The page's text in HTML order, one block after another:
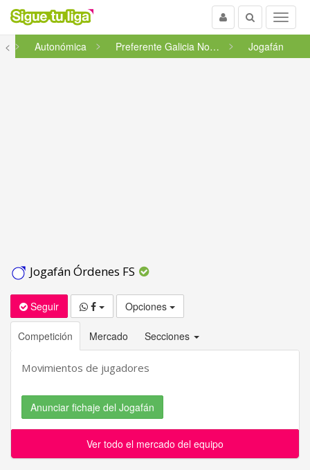
Menu
Buscar
Usuario
<
Autonómica Preferente Galicia Norte Jogafán
Jogafán Órdenes FS
Seguir Opciones
Competición Mercado Secciones
Movimientos de jugadores
Anunciar fichaje del Jogafán
Ver todo el mercado del equipo